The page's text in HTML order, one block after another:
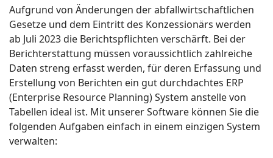
Aufgrund von Änderungen der abfallwirtschaftlichen
Gesetze und dem Eintritt des Konzessionärs werden
ab Juli 2023 die Berichtspflichten verschärft. Bei der
Berichterstattung müssen voraussichtlich zahlreiche
Daten streng erfasst werden, für deren Erfassung und
Erstellung von Berichten ein gut durchdachtes ERP
(Enterprise Resource Planning) System anstelle von
Tabellen ideal ist. Mit unserer Software können Sie die
folgenden Aufgaben einfach in einem einzigen System
verwalten: